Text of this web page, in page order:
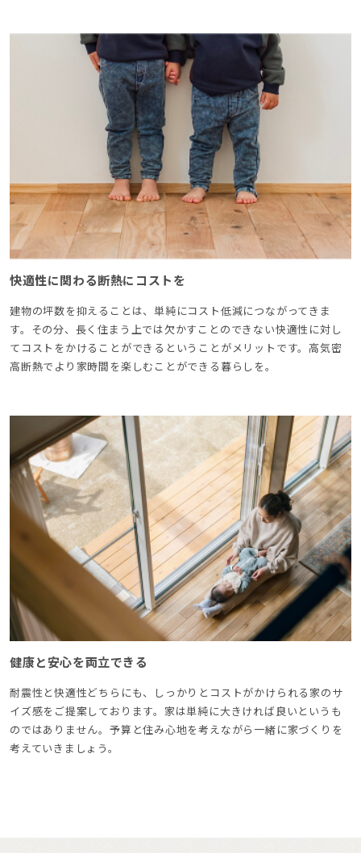
快適性に関わる断熱にコストを
建物の坪数を抑えることは、単純にコスト低減につながってきま
す。その分、長く住まう上では欠かすことのできない快適性に対し
てコストをかけることができるということがメリットです。高気密
高断熱でより家時間を楽しむことができる暮らしを。
健康と安心を両立できる
耐震性と快適性どちらにも、しっかりとコストがかけられる家のサ
イズ感をご提案しております。家は単純に大きければ良いというも
のではありません。予算と住み心地を考えながら一緒に家づくりを
考えていきましょう。